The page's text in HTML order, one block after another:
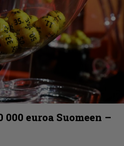
euroa Suomeen –